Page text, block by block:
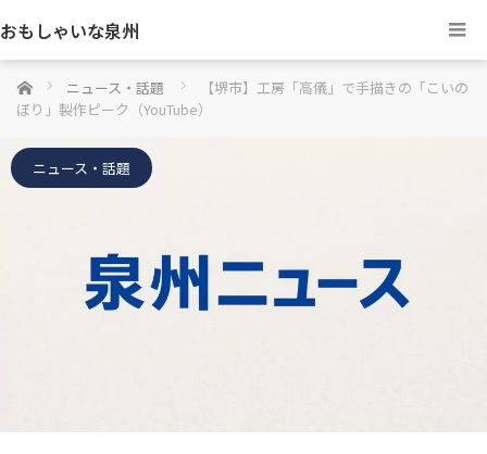
おもしゃいな泉州
ホーム ニュース・話題
【堺市】工房「高儀」で手描きの「こいの
ぼり」製作ピーク（YouTube）
ニュース・話題